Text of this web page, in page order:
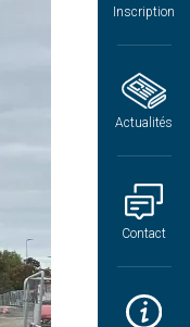
Inscription
Actualités
Contact